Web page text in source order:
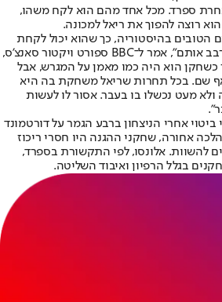
ספרד. מכל אחד מהם הוא לקח משהו,
רוצה להפוך את ריאל למכונה.
הטובים בהיסטוריה, כך שהוא יכול לקחת
את כל הרעיונות שלהם ולערבב אותם", אמר ל־BBC ספורט ויקטור סאנצ'ס,
כשחקן הוא היה כמו מאמן על המגרש, אבל
שם. בכל תחרות שריאל משחקת בה היא
ולא מעט נכשלו בו בעבר. אסור לו לעשות
אחרי הניצחון ברבע הגמר על דורטמונד
הובילה 1:3, אבל הלכה אחורה, שחקני ההגנה היו חסרי ריכוז
להשוות. אלונסו, לפי התקשורת בספרד,
בגלל הרפיון ואיבוד השליטה.